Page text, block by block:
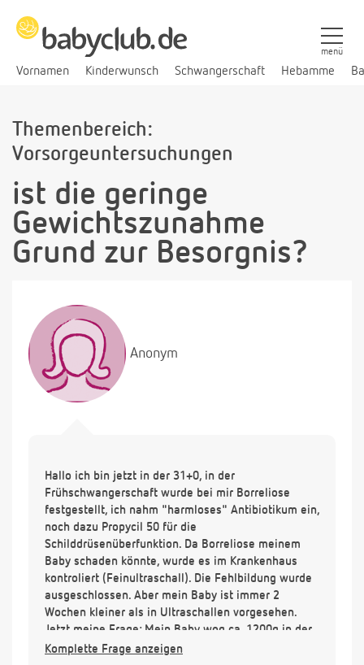
Vornamen Kinderwunsch Schwangerschaft Hebamme
menü
Themenbereich:
Vorsorgeuntersuchungen
ist die geringe
Gewichtszunahme
Grund zur Besorgnis?
Anonym
Hallo ich bin jetzt in der 31+0, in der
Frühschwangerschaft wurde bei mir Borreliose
festgestellt, ich nahm "harmloses" Antibiotikum ein,
noch dazu Propycil 50 für die
Schilddrüsenüberfunktion. Da Borreliose meinem
Baby schaden könnte, wurde es im Krankenhaus
kontroliert (Feinultraschall). Die Fehlbildung wurde
ausgeschlossen. Aber mein Baby ist immer 2
Wochen kleiner als in Ultraschallen vorgesehen.
Jetzt meine Frage: Mein Baby wog ca. 1200g in der
29+0 Woche, 2 Wochen später 30+6 wog das baby
Komplette Frage anzeigen